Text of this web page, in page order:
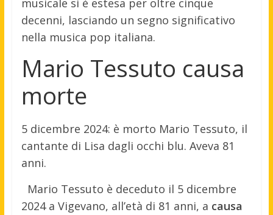
musicale si è estesa per oltre cinque
decenni, lasciando un segno significativo
nella musica pop italiana.
Mario Tessuto causa
morte
5 dicembre 2024: è morto Mario Tessuto, il
cantante di Lisa dagli occhi blu. Aveva 81
anni.
Mario Tessuto è deceduto il 5 dicembre
2024 a Vigevano, all’età di 81 anni, a causa